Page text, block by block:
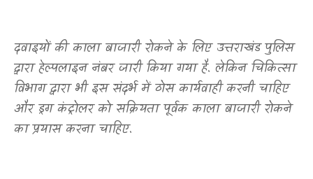
दवाइयों की काला बाजारी रोकने के लिए उत्तराखंड पुलिस
द्वारा हेल्पलाइन नंबर जारी किया गया है. लेकिन चिकित्सा
विभाग द्वारा भी इस संदर्भ में ठोस कार्यवाही करनी चाहिए
और ड्रग कंट्रोलर को सक्रियता पूर्वक काला बाजारी रोकने
का प्रयास करना चाहिए.